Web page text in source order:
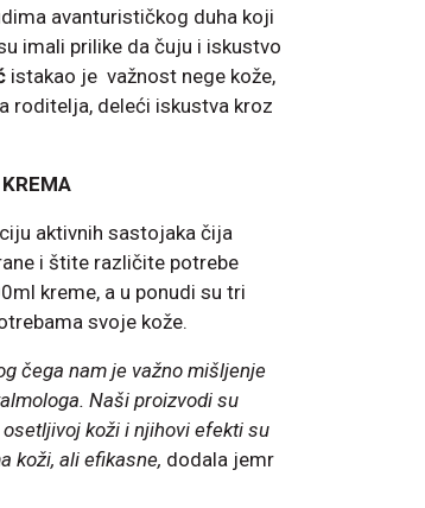
avanturističkog duha koji
imali prilike da čuju i iskustvo
istakao je važnost nege kože,
roditelja, deleći iskustva kroz
aktivnih sastojaka čija
i štite različite potrebe
kreme, a u ponudi su tri
svoje kože.
čega nam je važno mišljenje
Naši proizvodi su
koži i njihovi efekti su
koži, ali efikasne, dodala jemr